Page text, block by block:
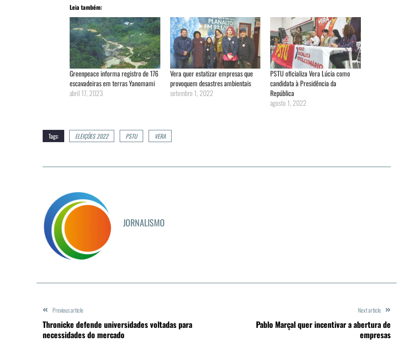
Leia também:
Greenpeace informa registro de 176
escavadeiras em terras Yanomami
abril 17, 2023
Vera quer estatizar empresas que
provoquem desastres ambientais
setembro 1, 2022
PSTU oficializa Vera Lúcia como
candidata à Presidência da
República
agosto 1, 2022
Tags: ELEIÇÕES 2022 PSTU VERA
JORNALISMO
Previous article
Thronicke defende universidades voltadas para
necessidades do mercado
Next article
Pablo Marçal quer incentivar a abertura de
empresas